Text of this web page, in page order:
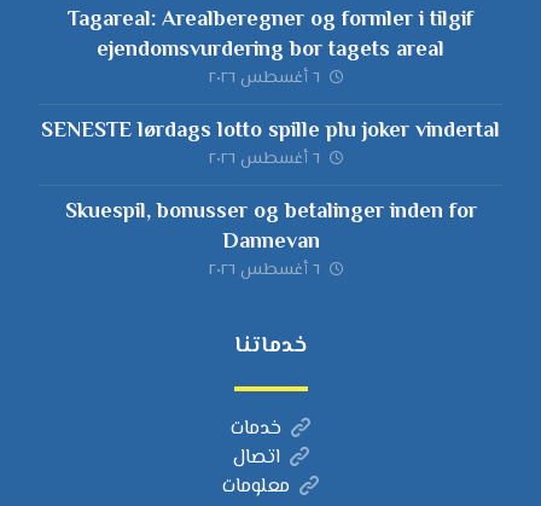
Tagareal: Arealberegner og formler i tilgif
ejendomsvurdering bor tagets areal
٦ أغسطس ٢٠٢٦
SENESTE lørdags lotto spille plu joker vindertal
٦ أغسطس ٢٠٢٦
Skuespil, bonusser og betalinger inden for
Dannevan
٦ أغسطس ٢٠٢٦
خدماتنا
خدمات
اتصال
معلومات